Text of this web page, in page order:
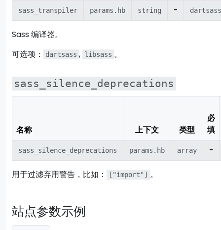
sass_transpiler params.hb string - dartsass
Sass 编译器。
可选项：
dartsass , libsass 。
sass_silence_deprecations
名称 上下文 类型
必
填
sass_silence_deprecations params.hb array -
用于过滤弃用警告，比如： ["import"] 。
站点参数示例